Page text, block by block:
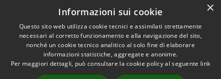
Dichiarazione di accessibilità
Accessibilità
Copyright © 2026 • Comune di
Maniace • Powered by
×
Informazioni sui cookie
Questo sito web utilizza cookie tecnici e assimilati strettamente
necessari al corretto funzionamento e alla navigazione del sito,
nonché un cookie tecnico analitico al solo fine di elaborare
informazioni statistiche, aggregate e anonime.
Per maggiori dettagli, può consultare la cookie policy al seguente link